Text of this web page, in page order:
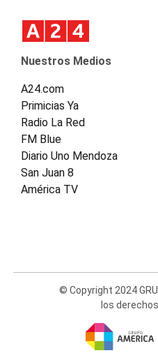
Nuestros Medios
A24.com
Primicias Ya
Radio La Red
FM Blue
Diario Uno Mendoza
San Juan 8
América TV
© Copyright 2024
los